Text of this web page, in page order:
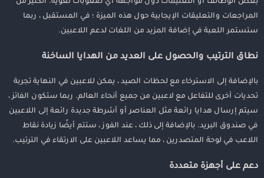
بعض الوظائف أو التعليمات دون مواجهة أي صعوبات لغوية. الكثير من
المراجعات والتعليقات الإيجابية حول هذه الميزة ؛ في المستقبل ، ربما
ستستمر اللعبة في إضافة المزيد من اللغات لدعم اللاعبين.
نطاق الترتيب والحصول على العديد من الهدايا الساخنة
بالإضافة إلى الاسترخاء مع لحظات الصيد ، يمكن للاعبين في النهاية تجربة
تحديات أخرى للتفاعل مع لاعبين من جميع أنحاء العالم. ربما ستكون الفائز ،
سيتم إرسال هدايا رائعة مثل العناصر أو أشرطة جديدة رائعة إلى اللاعبين
في صندوق البريد. بالإضافة إلى ذلك ، عند الفوز ، ستتم أيضًا زيادة نقاط
اللاعب في لوحة المتصدرين ، مما يساعد اللاعبين على الارتقاء في الترتيب.
دعم على أجهزة متعددة